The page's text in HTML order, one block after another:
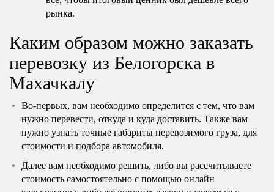
рынка.
Каким образом можно заказать
перевозку из Белогорска в
Махачкалу
Во-первых, вам необходимо определится с тем, что вам
нужно перевести, откуда и куда доставить. Также вам
нужно узнать точные габариты перевозимого груза, для
стоимости и подбора автомобиля.
Далее вам необходимо решить, либо вы рассчитываете
стоимость самостоятельно с помощью онлайн